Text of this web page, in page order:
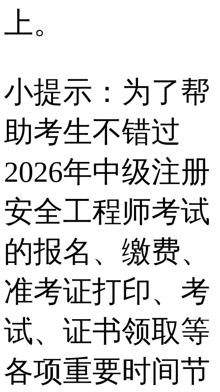
上。
小提示：为了帮
助考生不错过
2026年中级注册
安全工程师考试
的报名、缴费、
准考证打印、考
试、证书领取等
各项重要时间节